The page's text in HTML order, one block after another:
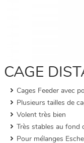
CAGE
Cages Feeder avec
Plusieurs tailles de
Volent très bien
Très stables au fond
Pour mélanges